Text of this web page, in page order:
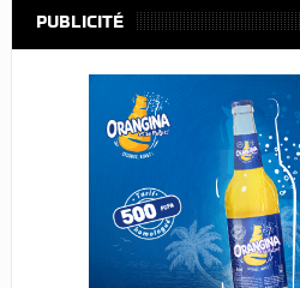
PUBLICITÉ